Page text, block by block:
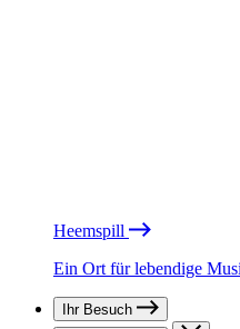
Heemspill
Ein Ort für lebendige
Ihr Besuch